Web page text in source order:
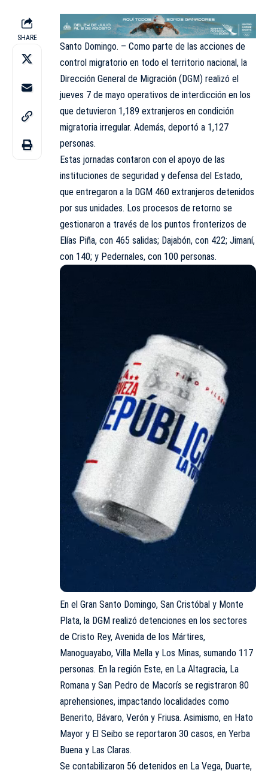
SHARE
Santo Domingo. – Como parte de las acciones de
control migratorio en todo el territorio nacional, la
Dirección General de Migración (DGM) realizó el
jueves 7 de mayo operativos de interdicción en los
que detuvieron 1,189 extranjeros en condición
migratoria irregular. Además, deportó a 1,127
personas.
Estas jornadas contaron con el apoyo de las
instituciones de seguridad y defensa del Estado,
que entregaron a la DGM 460 extranjeros detenidos
por sus unidades. Los procesos de retorno se
gestionaron a través de los puntos fronterizos de
Elías Piña, con 465 salidas; Dajabón, con 422; Jimaní,
con 140; y Pedernales, con 100 personas.
En el Gran Santo Domingo, San Cristóbal y Monte
Plata, la DGM realizó detenciones en los sectores
de Cristo Rey, Avenida de los Mártires,
Manoguayabo, Villa Mella y Los Minas, sumando 117
personas. En la región Este, en La Altagracia, La
Romana y San Pedro de Macorís se registraron 80
aprehensiones, impactando localidades como
Benerito, Bávaro, Verón y Friusa. Asimismo, en Hato
Mayor y El Seibo se reportaron 30 casos, en Yerba
Buena y Las Claras.
Se contabilizaron 56 detenidos en La Vega, Duarte,